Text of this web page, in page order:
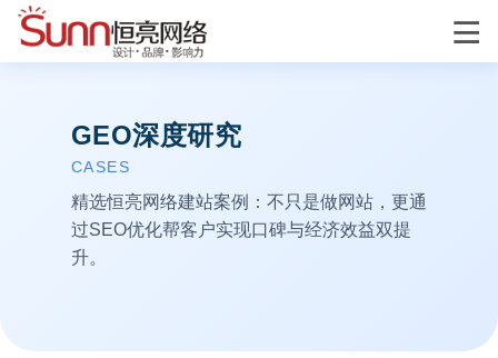
GEO深度研究
CASES
精选恒亮网络建站案例：不只是做网站，更通
过SEO优化帮客户实现口碑与经济效益双提
升。